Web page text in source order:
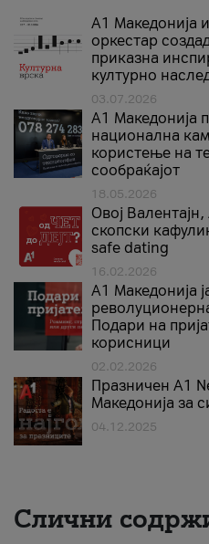
А1 Македонија
оркестар
приказна
културно
03.07.2026
A1 Македонија
национална
користење на
сообраќајот
18.05.2026
Овој
скопски
safe dating
16.02.2026
А1 Македонија
Подари на
корисници
02.02.2026
Празничен A1
Македонија за
04.12.2025
Слични